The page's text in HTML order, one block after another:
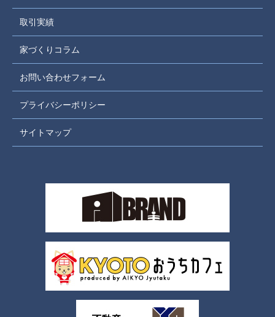
取引実績
家づくりコラム
お問い合わせフォーム
プライバシーポリシー
サイトマップ